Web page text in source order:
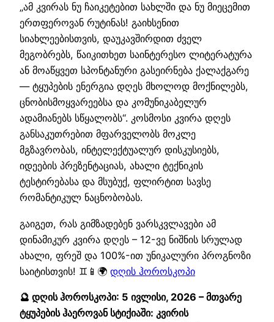
„ამ კვირას ნუ ჩაიკეტებით სახლში და ნუ მიეცემით
ერთფეროვან რუტინას! გაიხსენით
სიახლეებისთვის, დაუკავშირდით ძველ
მეგობრებს, წაიკითხეთ საინტერესო ლიტერატურა
ან მოაწყვეთ სპონტანური გასეირნება ქალაქგარე
— ტყუპების ენერგია დღეს მხოლოდ მოქნილებს,
ცნობისმოყვარეებსა და კომუნიკაბელურ
ადამიანებს სწყალობს“. კოსმოსი კვირა დღეს
განსაკუთრებით მფარველობს მოკლე
მგზავრობას, ინტელექტუალურ დისკუსიებს,
იდეების პრეზენტაციას, ახალი ტექნიკის
ტესტირებასა და მსუბუქ, ფლირტით სავსე
რომანტიკულ ნაცნობობას.
გაიგეთ, რას გიმზადებენ ვარსკვლავები ამ
დინამიკურ კვირა დღეს – 12-ვე ნიშნის სრულად
ახალი, ფრეშ და 100%-ით უნიკალური პროგნოზი
საიტისთვის! ♊📱🌍 დღის ჰოროსკოპი
🔮 დღის ჰოროსკოპი: 5 ივლისი, 2026 – მთვარე
ტყუპების ჰაეროვან სტიქიაში: კვირის